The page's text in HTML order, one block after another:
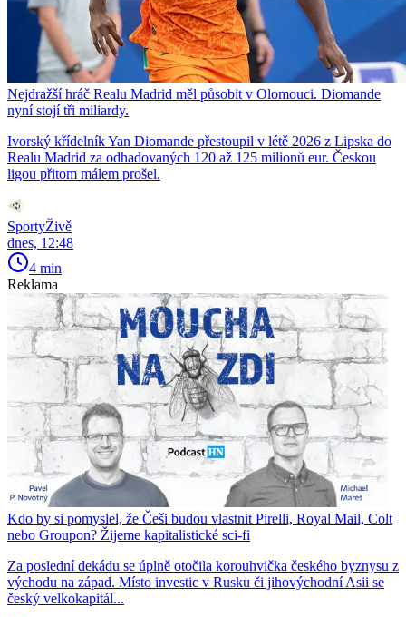
Nejdražší hráč Realu Madrid měl působit v Olomouci. Diomande
nyní stojí tři miliardy.
Ivorský křídelník Yan Diomande přestoupil v létě 2026 z Lipska do
Realu Madrid za odhadovaných 120 až 125 milionů eur. Českou
ligou přitom málem prošel.
SportyŽivě
dnes, 12:48
4 min
Reklama
Kdo by si pomyslel, že Češi budou vlastnit Pirelli, Royal Mail, Colt
nebo Groupon? Žijeme kapitalistické sci-fi
Za poslední dekádu se úplně otočila korouhvička českého byznysu z
východu na západ. Místo investic v Rusku či jihovýchodní Asii se
český velkokapitál...